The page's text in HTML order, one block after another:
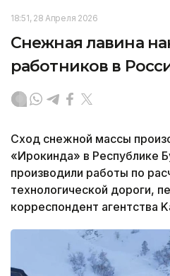
18:51, 28 Апреля 2026
Снежная лавина
работников в
Сход снежной массы
«Ирокинда» в Республике
производили работы по
технологической дороги,
корреспондент агентства